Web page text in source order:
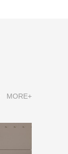
MORE+